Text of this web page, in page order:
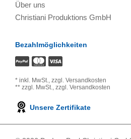
Über uns
Christiani Produktions GmbH
Bezahlmöglichkeiten
* inkl. MwSt., zzgl. Versandkosten
** zzgl. MwSt., zzgl. Versandkosten
Unsere Zertifikate